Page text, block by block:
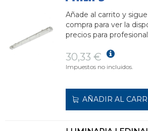
Añade al carrito y
compra para ver la
precios para
30,33 €
Impuestos no incluidos.
AÑADIR AL